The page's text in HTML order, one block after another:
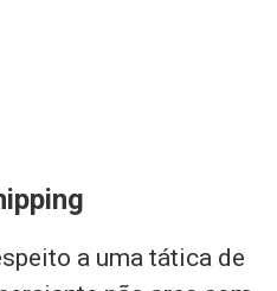
a uma tática de